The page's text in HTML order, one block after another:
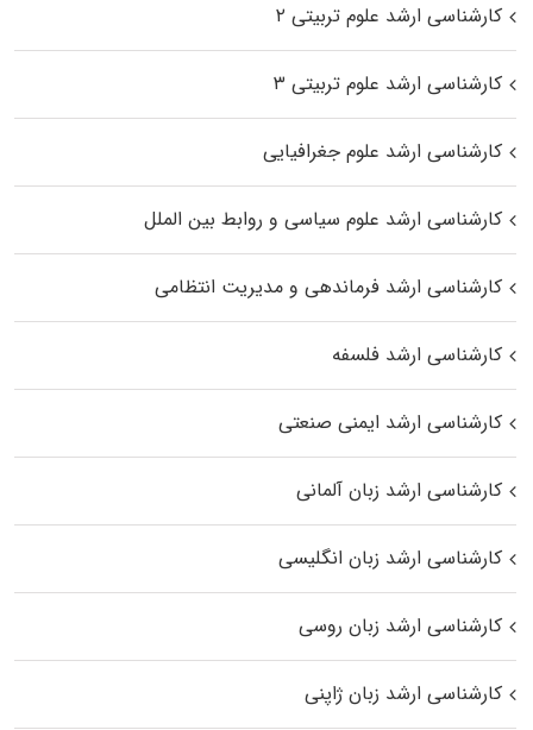
کارشناسی ارشد علوم تربیتی ۲
کارشناسی ارشد علوم تربیتی ۳
کارشناسی ارشد علوم جغرافیایی
کارشناسی ارشد علوم سیاسی و روابط بین الملل
کارشناسی ارشد فرماندهی و مدیریت انتظامی
کارشناسی ارشد فلسفه
کارشناسی ارشد ایمنی صنعتی
کارشناسی ارشد زبان آلمانی
کارشناسی ارشد زبان انگلیسی
کارشناسی ارشد زبان روسی
کارشناسی ارشد زبان ژاپنی